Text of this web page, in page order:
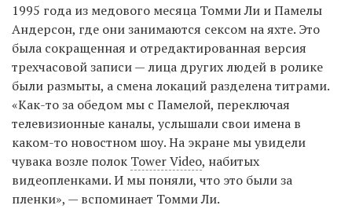
1995 года из медового месяца Томми Ли и Памелы
Андерсон, где они занимаются сексом на яхте. Это
была сокращенная и отредактированная версия
трехчасовой записи — лица других людей в ролике
были размыты, а смена локаций разделена титрами.
«Как-то за обедом мы с Памелой, переключая
телевизионные каналы, услышали свои имена в
каком-то новостном шоу. На экране мы увидели
чувака возле полок Tower Video, набитых
видеопленками. И мы поняли, что это были за
пленки», — вспоминает Томми Ли.